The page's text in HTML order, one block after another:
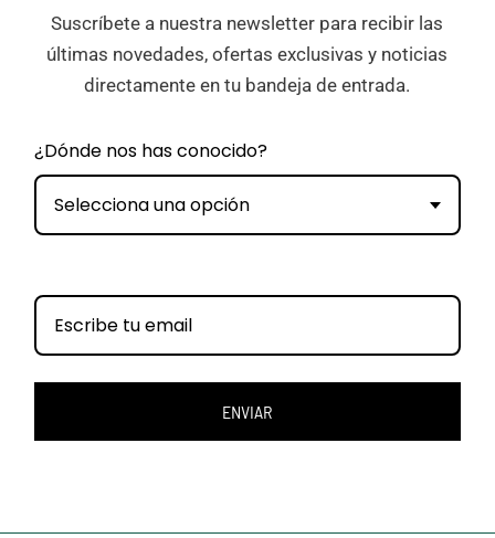
Suscríbete a nuestra newsletter para recibir las
últimas novedades, ofertas exclusivas y noticias
directamente en tu bandeja de entrada.
¿Dónde nos has conocido?
Selecciona una opción
ENVIAR